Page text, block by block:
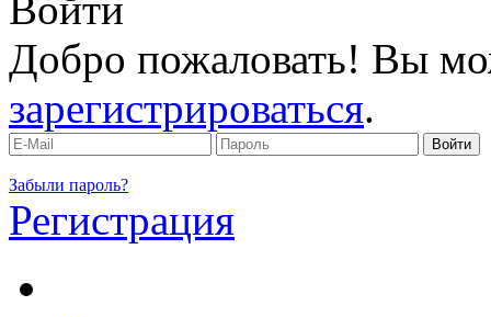
Добро пожаловать! Вы
зарегистрироваться.
Забыли пароль?
Регистрация